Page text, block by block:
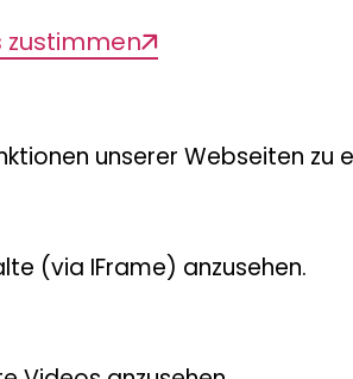
zustimmen
unserer Webseiten zu
(via IFrame) anzusehen.